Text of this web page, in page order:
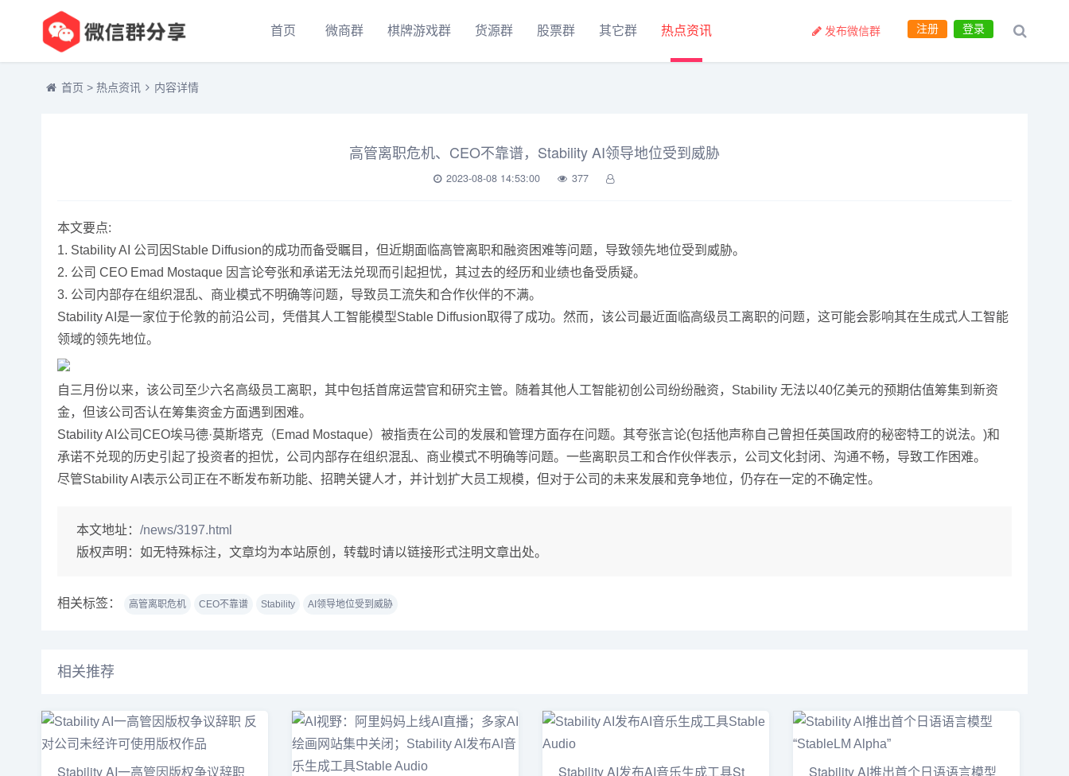
首页 微商群 棋牌游戏群 货源群 股票群 其它群 热点资讯 登录
注册
发布微信群
首页 > 热点资讯 内容详情
高管离职危机、CEO不靠谱，Stability AI领导地位受到威胁
2023-08-08 14:53:00 377
本文要点:
1. Stability AI 公司因Stable Diffusion的成功而备受瞩目，但近期面临高管离职和融资困难等问题，导致领先地位受到威胁。
2. 公司 CEO Emad Mostaque 因言论夸张和承诺无法兑现而引起担忧，其过去的经历和业绩也备受质疑。
3. 公司内部存在组织混乱、商业模式不明确等问题，导致员工流失和合作伙伴的不满。
Stability AI是一家位于伦敦的前沿公司，凭借其人工智能模型Stable Diffusion取得了成功。然而，该公司最近面临高级员工离职的问题，这可能会影响其在生成式人工智能
领域的领先地位。
自三月份以来，该公司至少六名高级员工离职，其中包括首席运营官和研究主管。随着其他人工智能初创公司纷纷融资，Stability 无法以40亿美元的预期估值筹集到新资
金，但该公司否认在筹集资金方面遇到困难。
Stability AI公司CEO埃马德·莫斯塔克（Emad Mostaque）被指责在公司的发展和管理方面存在问题。其夸张言论(包括他声称自己曾担任英国政府的秘密特工的说法。)和
承诺不兑现的历史引起了投资者的担忧，公司内部存在组织混乱、商业模式不明确等问题。一些离职员工和合作伙伴表示，公司文化封闭、沟通不畅，导致工作困难。
尽管Stability AI表示公司正在不断发布新功能、招聘关键人才，并计划扩大员工规模，但对于公司的未来发展和竞争地位，仍存在一定的不确定性。
本文地址： /news/3197.html
版权声明： 如无特殊标注，文章均为本站原创，转载时请以链接形式注明文章出处。
相关标签： 高管离职危机 CEO不靠谱 Stability AI领导地位受到威胁
相关推荐
Stability AI一高管因版权争议辞职 Stability AI发布AI音乐生成工具St Stability AI推出首个日语语言模型